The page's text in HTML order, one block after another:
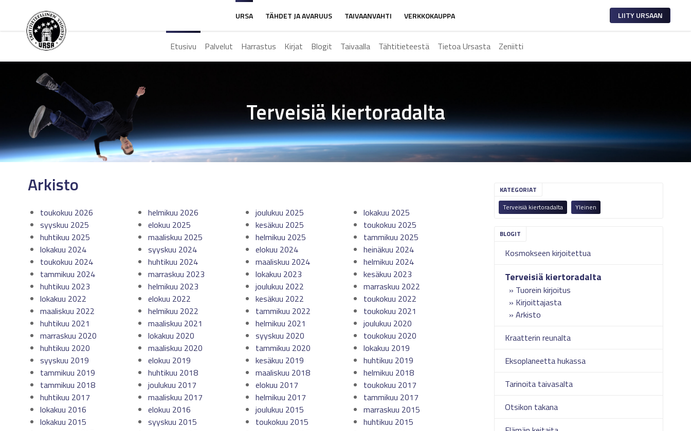
LIITY URSAAN
URSA TÄHDET JA AVARUUS TAIVAANVAHTI VERKKOKAUPPA
Etusivu Palvelut Harrastus Kirjat Blogit Taivaalla Tähtitieteestä Tietoa Ursasta Zeniitti
Terveisiä kiertoradalta
KATEGORIAT
Terveisiä kiertoradalta
Yleinen
Kosmokseen kirjoitettua
Terveisiä kiertoradalta
Tuorein kirjoitus
Kirjoittajasta
Arkisto
Kraatterin reunalta
Eksoplaneetta hukassa
Tarinoita taivasalta
Otsikon takana
Arkisto
toukokuu 2026 helmikuu 2026 joulukuu 2025
lokakuu 2025
syyskuu 2025
elokuu 2025 kesäkuu 2025
toukokuu 2025
huhtikuu 2025
maaliskuu 2025 helmikuu 2025
tammikuu 2025
lokakuu 2024
syyskuu 2024 elokuu 2024
heinäkuu 2024
toukokuu 2024
huhtikuu 2024 maaliskuu 2024
helmikuu 2024
tammikuu 2024
marraskuu 2023 lokakuu 2023
kesäkuu 2023
huhtikuu 2023
helmikuu 2023 joulukuu 2022
marraskuu 2022
lokakuu 2022
elokuu 2022 kesäkuu 2022
toukokuu 2022
maaliskuu 2022
helmikuu 2022 tammikuu 2022
toukokuu 2021
huhtikuu 2021
maaliskuu 2021 helmikuu 2021
joulukuu 2020
marraskuu 2020
lokakuu 2020 syyskuu 2020
toukokuu 2020
huhtikuu 2020
maaliskuu 2020 tammikuu 2020
lokakuu 2019
syyskuu 2019
elokuu 2019 kesäkuu 2019
huhtikuu 2019
tammikuu 2019
huhtikuu 2018 maaliskuu 2018
helmikuu 2018
tammikuu 2018
joulukuu 2017 elokuu 2017
toukokuu 2017
huhtikuu 2017
maaliskuu 2017 helmikuu 2017
tammikuu 2017
lokakuu 2016
elokuu 2016 joulukuu 2015
marraskuu 2015
lokakuu 2015
syyskuu 2015 toukokuu 2015
huhtikuu 2015